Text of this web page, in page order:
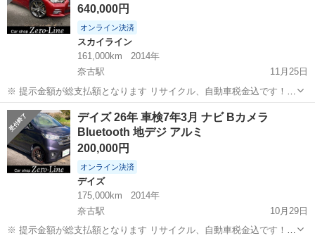
640,000円
オンライン決済
スカイライン
161,000km
2014年
奈古駅
11月25日
※ 提示金額が総支払額となります リサイクル、自動車税金込です！
まず支払い能力がない、約束を守れない、調べれば分かることやくだ
らない質問、値引き交渉をされる方はコメント、連絡してこないでく
ださい。もしされた場合はブロッ...
山口 萩市 奈古駅 スカイライン 車両
デイズ 26年 車検7年3月 ナビ Bカメラ
Bluetooth 地デジ アルミ
200,000円
オンライン決済
デイズ
175,000km
2014年
奈古駅
10月29日
※ 提示金額が総支払額となります リサイクル、自動車税金込です！